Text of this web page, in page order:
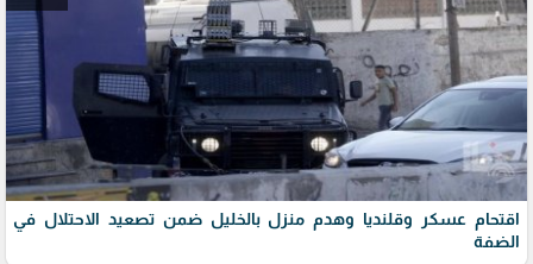
اقتحام عسكر وقلنديا وهدم منزل بالخليل ضمن تصعيد الاحتلال في
الضفة